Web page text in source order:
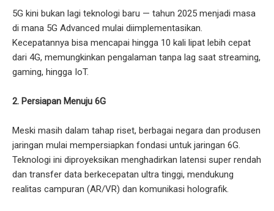
5G kini bukan lagi teknologi baru — tahun 2025 menjadi masa
di mana 5G Advanced mulai diimplementasikan.
Kecepatannya bisa mencapai hingga 10 kali lipat lebih cepat
dari 4G, memungkinkan pengalaman tanpa lag saat streaming,
gaming, hingga IoT.
2. Persiapan Menuju 6G
Meski masih dalam tahap riset, berbagai negara dan produsen
jaringan mulai mempersiapkan fondasi untuk jaringan 6G.
Teknologi ini diproyeksikan menghadirkan latensi super rendah
dan transfer data berkecepatan ultra tinggi, mendukung
realitas campuran (AR/VR) dan komunikasi holografik.